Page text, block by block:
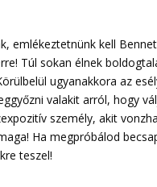
emlékeztetnünk kell
Túl sokan élnek
ugyanakkora az
valakit arról, hogy
személy, akit
Ha megpróbálod
teszel!